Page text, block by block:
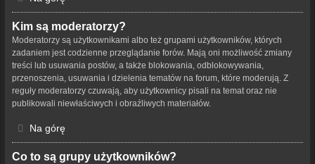
Kim są moderatorzy?
Moderatorzy są użytkownikami albo też grupami użytkowników, których
zadaniem jest codzienne przeglądanie forów. Mają oni możliwość zmiany
treści lub usuwania postów, a także blokowania, odblokowywania,
przenoszenia, usuwania i dzielenia tematów na forum, które moderują. Z
reguły moderatorzy czuwają, aby użytkownicy pisali na temat oraz nie
publikowali niewłaściwych i obraźliwych materiałów.
Na górę
Co to są grupy użytkowników?